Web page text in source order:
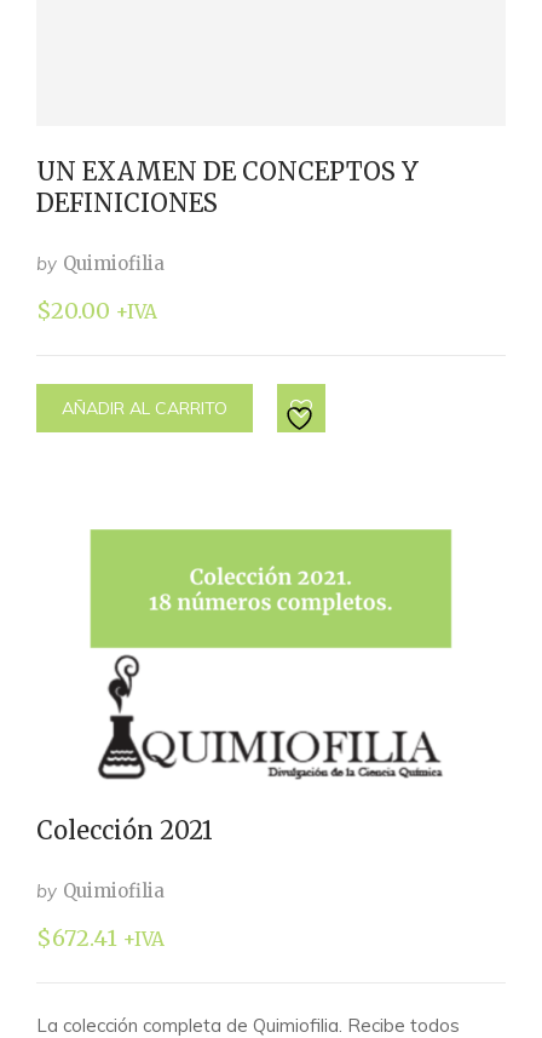
UN EXAMEN DE CONCEPTOS Y
DEFINICIONES
by Quimiofilia
$20.00 +IVA
AÑADIR AL CARRITO
Colección 2021
by Quimiofilia
$672.41 +IVA
La colección completa de Quimiofilia. Recibe todos